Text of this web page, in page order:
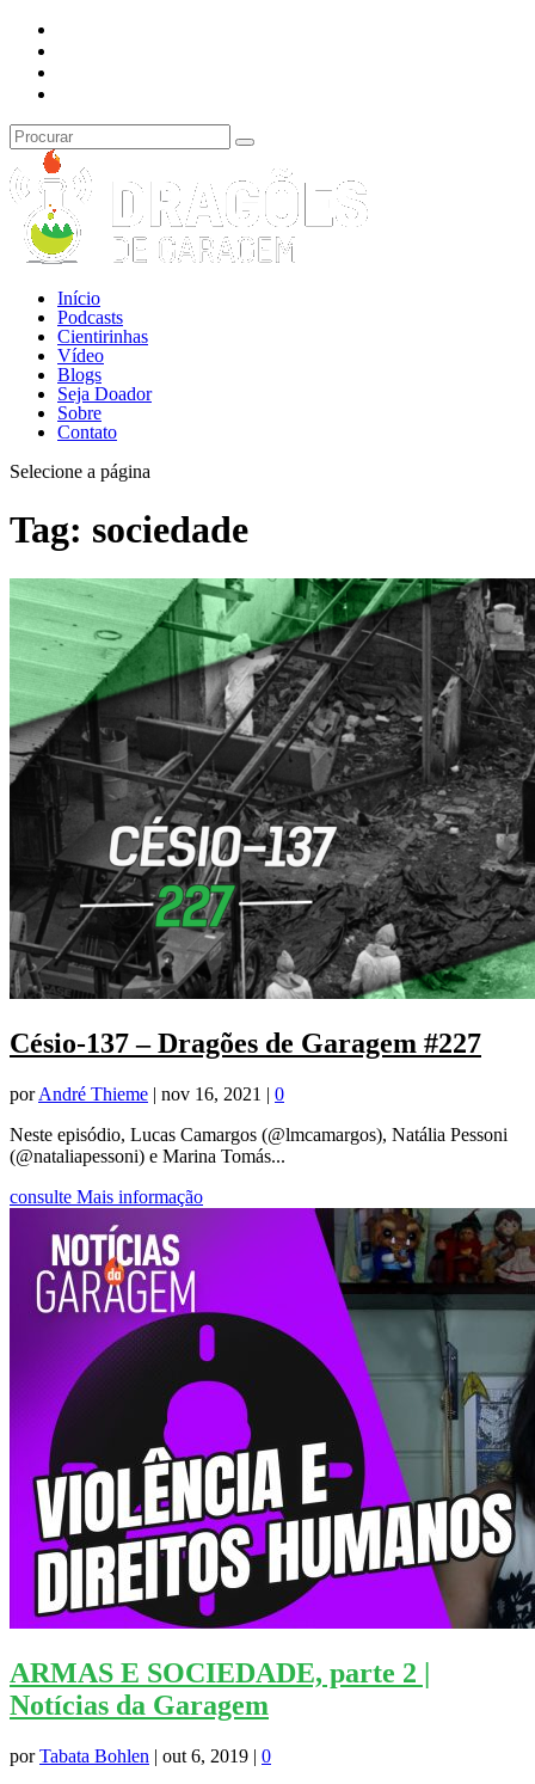
Início
Podcasts
Cientirinhas
Vídeo
Blogs
Seja Doador
Sobre
Contato
Selecione a página
Tag: sociedade
Césio-137 – Dragões de Garagem #227
porAndré Thieme | nov 16, 2021 | 0
Neste episódio, Lucas Camargos (@lmcamargos), Natália Pessoni
(@nataliapessoni) e Marina Tomás...
consulte Mais informação
ARMAS E SOCIEDADE, parte 2 |
Notícias da Garagem
porTabata Bohlen | out 6, 2019 | 0